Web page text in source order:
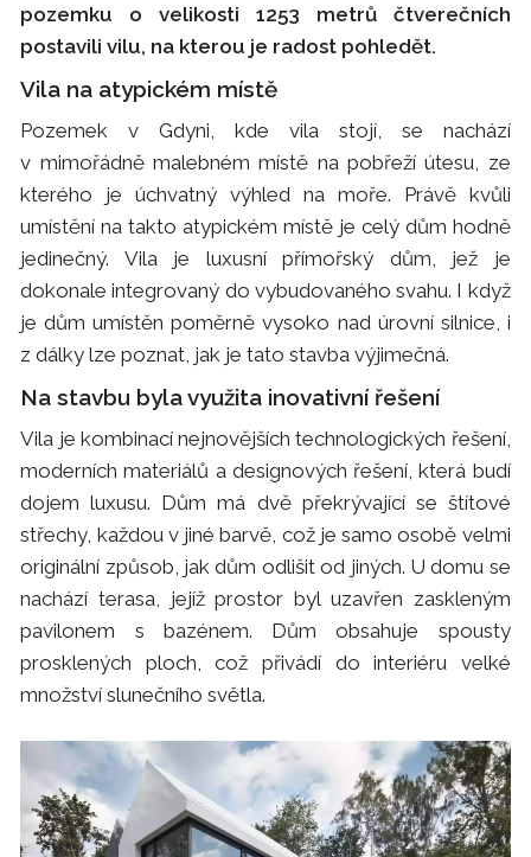
pozemku o velikosti 1253 metrů čtverečních
postavili vilu, na kterou je radost pohledět.
Vila na atypickém místě
Pozemek v Gdyni, kde vila stojí, se nachází
v mimořádně malebném místě na pobřeží útesu, ze
kterého je úchvatný výhled na moře. Právě kvůli
umístění na takto atypickém místě je celý dům hodně
jedinečný. Vila je luxusní přímořský dům, jež je
dokonale integrovaný do vybudovaného svahu. I když
je dům umístěn poměrně vysoko nad úrovní silnice, i
z dálky lze poznat, jak je tato stavba výjimečná.
Na stavbu byla využita inovativní řešení
Vila je kombinací nejnovějších technologických řešení,
moderních materiálů a designových řešení, která budí
dojem luxusu. Dům má dvě překrývající se štítové
střechy, každou v jiné barvě, což je samo osobě velmi
originální způsob, jak dům odlišit od jiných. U domu se
nachází terasa, jejíž prostor byl uzavřen zaskleným
pavilonem s bazénem. Dům obsahuje spousty
prosklených ploch, což přivádí do interiéru velké
množství slunečního světla.